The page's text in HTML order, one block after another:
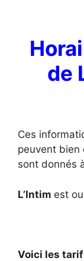
de
Ces
peuvent bien
sont donnés
L’Intim est
Voici les